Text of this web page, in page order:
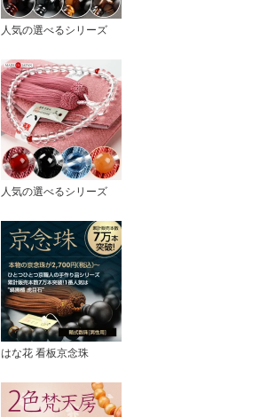
人気の選べるシリーズ
人気の選べるシリーズ
はな花 看板京念珠